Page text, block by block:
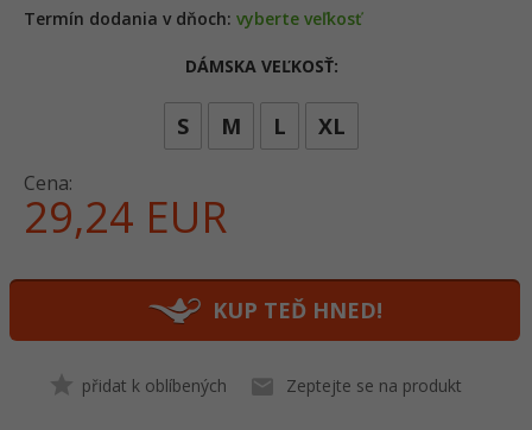
Termín dodania v dňoch: vyberte veľkosť
DÁMSKA VEĽKOSŤ:
S M L XL
Cena:
29,24 EUR
KUP TEĎ HNED!
přidat k oblíbených Zeptejte se na produkt